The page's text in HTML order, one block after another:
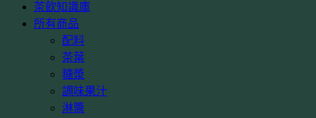
茶飲知識庫
所有商品
配料
茶葉
糖漿
調味果汁
淋醬